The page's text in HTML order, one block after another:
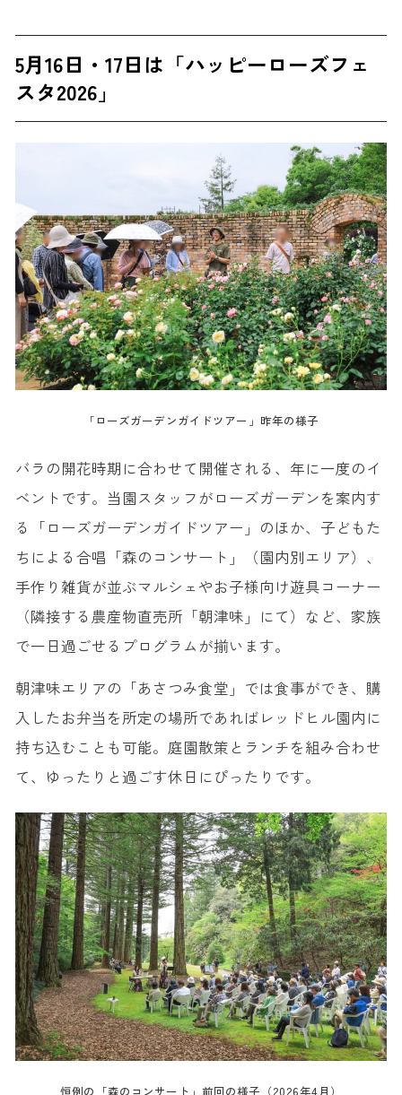
5月16日・17日は「ハッピーローズフェ
スタ2026」
「ローズガーデンガイドツアー」昨年の様子
バラの開花時期に合わせて開催される、年に一度のイ
ベントです。当園スタッフがローズガーデンを案内す
る「ローズガーデンガイドツアー」のほか、子どもた
ちによる合唱「森のコンサート」（園内別エリア）、
手作り雑貨が並ぶマルシェやお子様向け遊具コーナー
（隣接する農産物直売所「朝津味」にて）など、家族
で一日過ごせるプログラムが揃います。
朝津味エリアの「あさつみ食堂」では食事ができ、購
入したお弁当を所定の場所であればレッドヒル園内に
持ち込むことも可能。庭園散策とランチを組み合わせ
て、ゆったりと過ごす休日にぴったりです。
恒例の「森のコンサート」前回の様子（2026年4月）